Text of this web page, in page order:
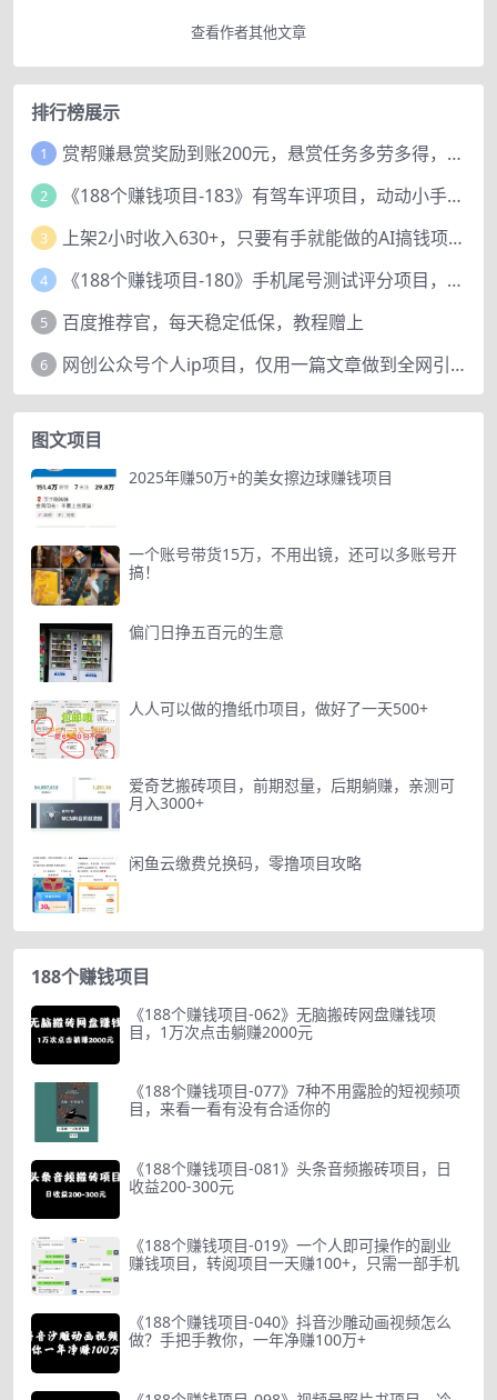
查看作者其他文章
排行榜展示
1 赏帮赚悬赏奖励到账200元，悬赏任务多劳多得，人人可做。
2 《188个赚钱项目-183》有驾车评项目，动动小手，复制粘贴赚44元！
3 上架2小时收入630+，只要有手就能做的AI搞钱项目，奶奶看完都能学会!
4 《188个赚钱项目-180》手机尾号测试评分项目，短视频直播日赚200+
5 百度推荐官，每天稳定低保，教程赠上
6 网创公众号个人ip项目，仅用一篇文章做到全网引流！
图文项目
2025年赚50万+的美女擦边球赚钱项目
一个账号带货15万，不用出镜，还可以多账号开
搞！
偏门日挣五百元的生意
人人可以做的撸纸巾项目，做好了一天500+
爱奇艺搬砖项目，前期怼量，后期躺赚，亲测可
月入3000+
闲鱼云缴费兑换码，零撸项目攻略
188个赚钱项目
《188个赚钱项目-062》无脑搬砖网盘赚钱项
目，1万次点击躺赚2000元
《188个赚钱项目-077》7种不用露脸的短视频项
目，来看一看有没有合适你的
《188个赚钱项目-081》头条音频搬砖项目，日
收益200-300元
《188个赚钱项目-019》一个人即可操作的副业
赚钱项目，转阅项目一天赚100+，只需一部手机
《188个赚钱项目-040》抖音沙雕动画视频怎么
做？手把手教你，一年净赚100万+